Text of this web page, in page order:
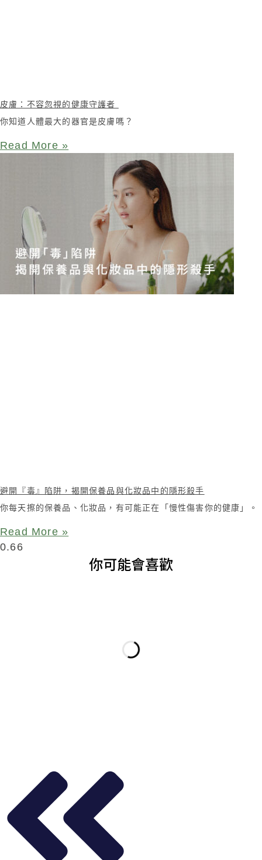
皮膚：不容忽視的健康守護者
你知道人體最大的器官是皮膚嗎？
Read More »
避開『毒』陷阱，揭開保養品與化妝品中的隱形殺手
你每天擦的保養品、化妝品，有可能正在「慢性傷害你的健康」。
Read More »
你可能會喜歡